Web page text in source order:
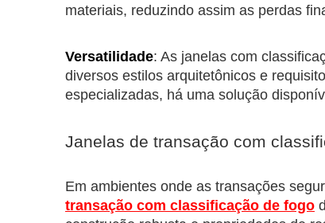
materiais, reduzindo assim as perdas
Versatilidade: As janelas com
diversos estilos arquitetônicos e
especializadas, há uma solução
Janelas de transação com
Em ambientes onde as transações
transação com classificação de fogo